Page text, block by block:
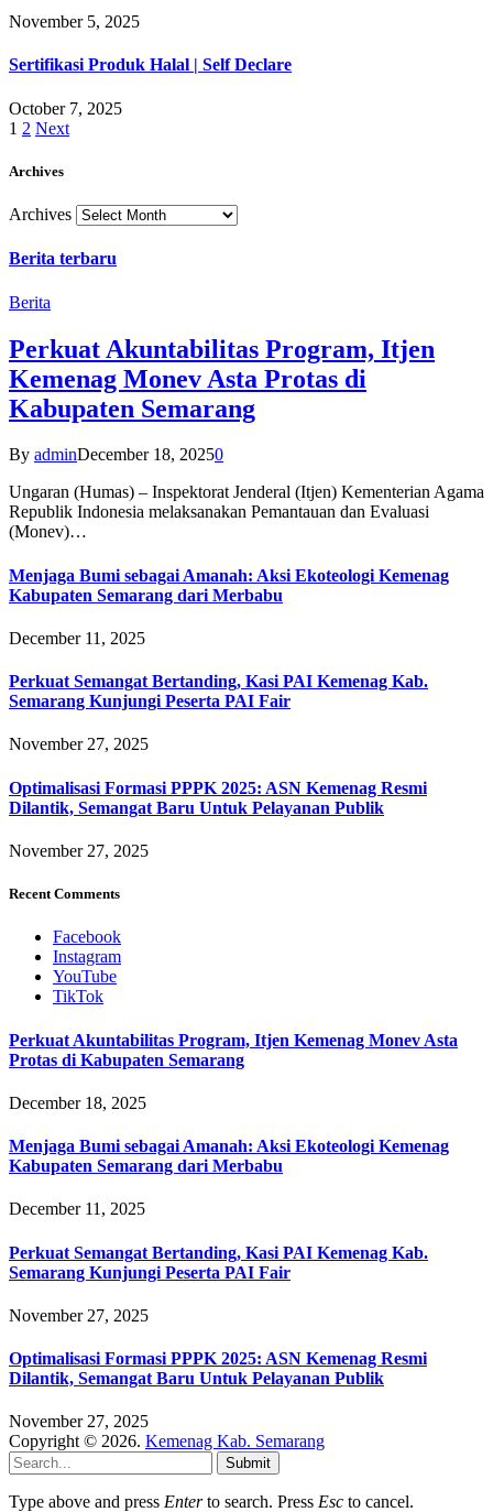
November 5, 2025
Sertifikasi Produk Halal | Self Declare
October 7, 2025
1 2 Next
Archives
Archives
Berita terbaru
Berita
Perkuat Akuntabilitas Program, Itjen
Kemenag Monev Asta Protas di
Kabupaten Semarang
By adminDecember 18, 20250
Ungaran (Humas) – Inspektorat Jenderal (Itjen) Kementerian Agama
Republik Indonesia melaksanakan Pemantauan dan Evaluasi
(Monev)…
Menjaga Bumi sebagai Amanah: Aksi Ekoteologi Kemenag
Kabupaten Semarang dari Merbabu
December 11, 2025
Perkuat Semangat Bertanding, Kasi PAI Kemenag Kab.
Semarang Kunjungi Peserta PAI Fair
November 27, 2025
Optimalisasi Formasi PPPK 2025: ASN Kemenag Resmi
Dilantik, Semangat Baru Untuk Pelayanan Publik
November 27, 2025
Recent Comments
Facebook
Instagram
YouTube
TikTok
Perkuat Akuntabilitas Program, Itjen Kemenag Monev Asta
Protas di Kabupaten Semarang
December 18, 2025
Menjaga Bumi sebagai Amanah: Aksi Ekoteologi Kemenag
Kabupaten Semarang dari Merbabu
December 11, 2025
Perkuat Semangat Bertanding, Kasi PAI Kemenag Kab.
Semarang Kunjungi Peserta PAI Fair
November 27, 2025
Optimalisasi Formasi PPPK 2025: ASN Kemenag Resmi
Dilantik, Semangat Baru Untuk Pelayanan Publik
November 27, 2025
Copyright © 2026. Kemenag Kab. Semarang
Submit
Type above and press Enterto search. Press Esc to cancel.